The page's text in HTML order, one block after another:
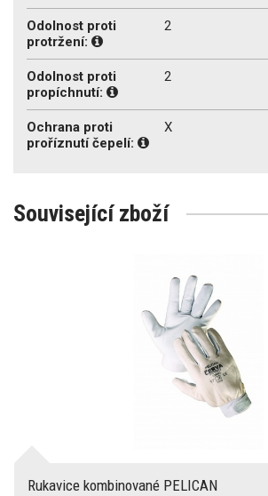
Odolnost proti
protržení:
2
Odolnost proti
propíchnutí:
2
Ochrana proti
proříznutí čepelí:
X
Související zboží
Rukavice kombinované PELICAN